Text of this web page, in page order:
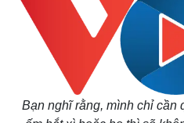
Bạn nghĩ rằng, mình chỉ cần